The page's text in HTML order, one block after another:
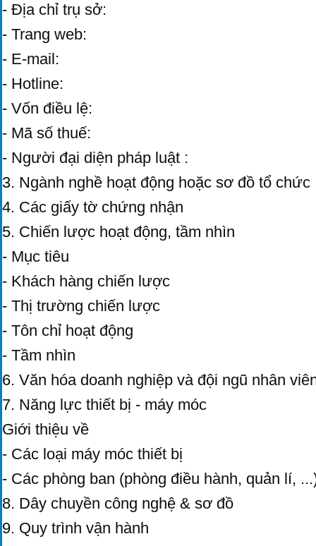
- Địa chỉ trụ sở:
- Trang web:
- E-mail:
- Hotline:
- Vốn điều lệ:
- Mã số thuế:
- Người đại diện pháp luật :
3. Ngành nghề hoạt động hoặc sơ đồ tổ chức
4. Các giấy tờ chứng nhận
5. Chiến lược hoạt động, tầm nhìn
- Mục tiêu
- Khách hàng chiến lược
- Thị trường chiến lược
- Tôn chỉ hoạt động
- Tầm nhìn
6. Văn hóa doanh nghiệp và đội ngũ nhân
7. Năng lực thiết bị - máy móc
Giới thiệu về
- Các loại máy móc thiết bị
- Các phòng ban (phòng điều hành, quản lí,
8. Dây chuyền công nghệ & sơ đồ
9. Quy trình vận hành